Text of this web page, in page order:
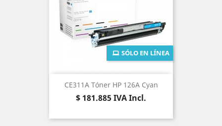
CE311A Tóner HP 126A Cyan
Precio
$ 181.885IVA Incl.
SÓLO EN LÍNEA